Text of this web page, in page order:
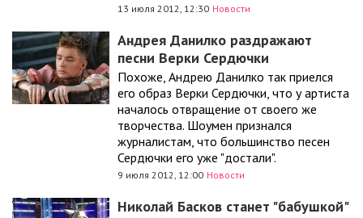
13 июля 2012, 12:30 Новости
Андрея Данилко раздражают
песни Верки Сердючки
Похоже, Андрею Данилко так приелся
его образ Верки Сердючки, что у артиста
началось отвращение от своего же
творчества. Шоумен признался
журналистам, что большинство песен
Сердючки его уже "достали".
9 июля 2012, 12:00 Новости
Николай Басков станет "бабушкой"